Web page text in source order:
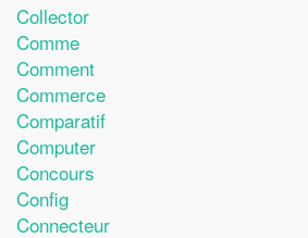
Collector
Comme
Comment
Commerce
Comparatif
Computer
Concours
Config
Connecteur